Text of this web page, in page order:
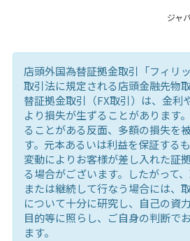
ジャ
店頭外国為替証拠金取引「フィリ
取引法に規定される店頭金融先物
替証拠金取引（FX取引）は、金利
より損失が生ずることがあります
ることがある反面、多額の損失を
す。元本あるいは利益を保証する
変動によりお客様が差し入れた証
る場合がございます。したがって
または継続して行なう場合には、
について十分に研究し、自己の資
目的等に照らし、ご自身の判断で
ます。